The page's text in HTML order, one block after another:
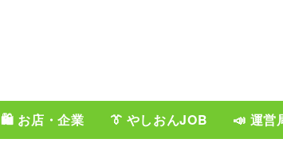
🛍️ お店・企業 👔 やしおんJOB 📣 運営